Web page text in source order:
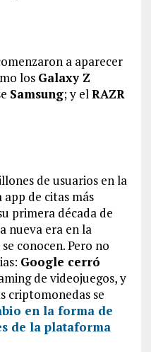
a aparecer
los Galaxy Z
Samsung; y elRAZR
de usuarios en la
de citas más
primera década de
nueva era en la
conocen. Pero no
Google cerró
de videojuegos, y
criptomonedas se
en la forma de
de la plataforma